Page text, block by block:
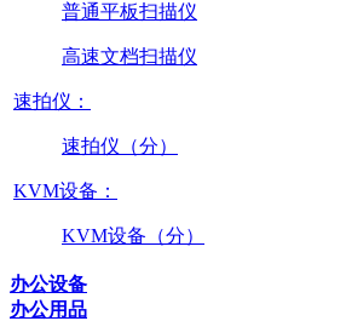
普通平板扫描仪
高速文档扫描仪
速拍仪：
速拍仪（分）
KVM设备：
KVM设备（分）
办公设备
办公用品